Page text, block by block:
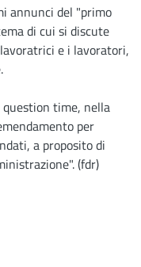
annunci del "primo
di cui si discute
e i lavoratori,
time, nella
per
a proposito di
(fdr)